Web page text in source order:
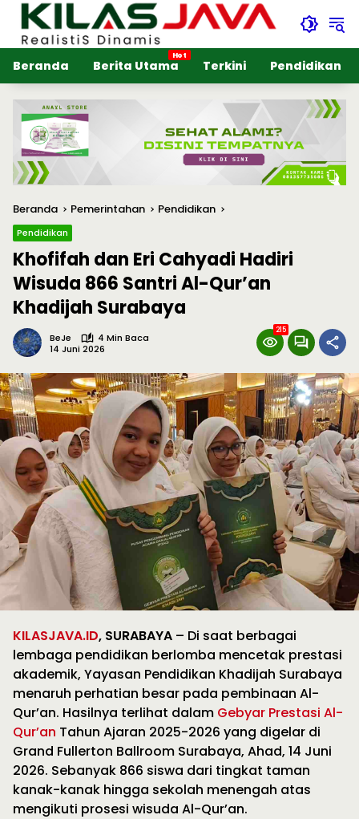
Langsung
konten
Beranda
Berita Utama Terkini Pendidikan
Beranda Pemerintahan Pendidikan
Pendidikan
Khofifah dan Eri Cahyadi Hadiri
Wisuda 866 Santri Al-Qur’an
Khadijah Surabaya
BeJe
4 Min Baca
14 Juni 2026
215
KILASJAVA.ID, SURABAYA – Di saat berbagai
lembaga pendidikan berlomba mencetak prestasi
akademik, Yayasan Pendidikan Khadijah Surabaya
menaruh perhatian besar pada pembinaan Al-
Qur’an. Hasilnya terlihat dalam Gebyar Prestasi Al-
Qur’an Tahun Ajaran 2025-2026 yang digelar di
Grand Fullerton Ballroom Surabaya, Ahad, 14 Juni
2026. Sebanyak 866 siswa dari tingkat taman
kanak-kanak hingga sekolah menengah atas
mengikuti prosesi wisuda Al-Qur’an.